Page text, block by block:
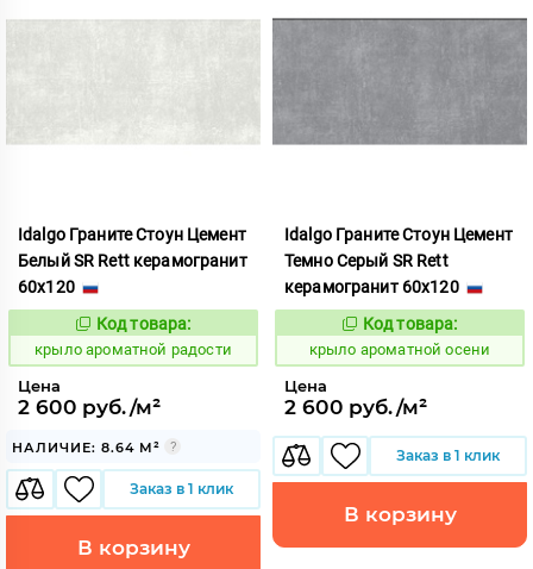
Idalgo Граните Стоун Цемент
Белый SR Rett керамогранит
60x120
828452
Код товара:
крыло ароматной радости
Цена
2 600 руб./м²
НАЛИЧИЕ: 8.64 М²
Заказ в 1 клик
В корзину
Idalgo Граните Стоун Цемент
Темно Серый SR Rett
керамогранит 60x120
828440
Код товара:
крыло ароматной осени
Цена
2 600 руб./м²
Заказ в 1 клик
В корзину